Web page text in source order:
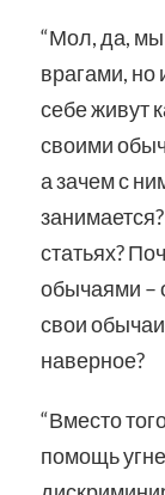
“Мол, да, мы
врагами, но
себе живут
своими
а зачем с
статьях?
обычаями –
свои
наверное?
“Вместо
помощь